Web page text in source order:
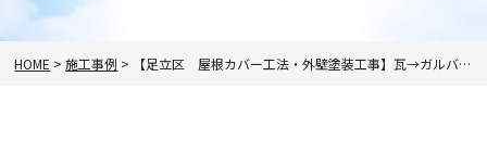
HOME >施工事例 > 【足立区 屋根カバー工法・外壁塗装工事】瓦→ガルバ！雨漏り解消！お住まいへの負担も最小限に！